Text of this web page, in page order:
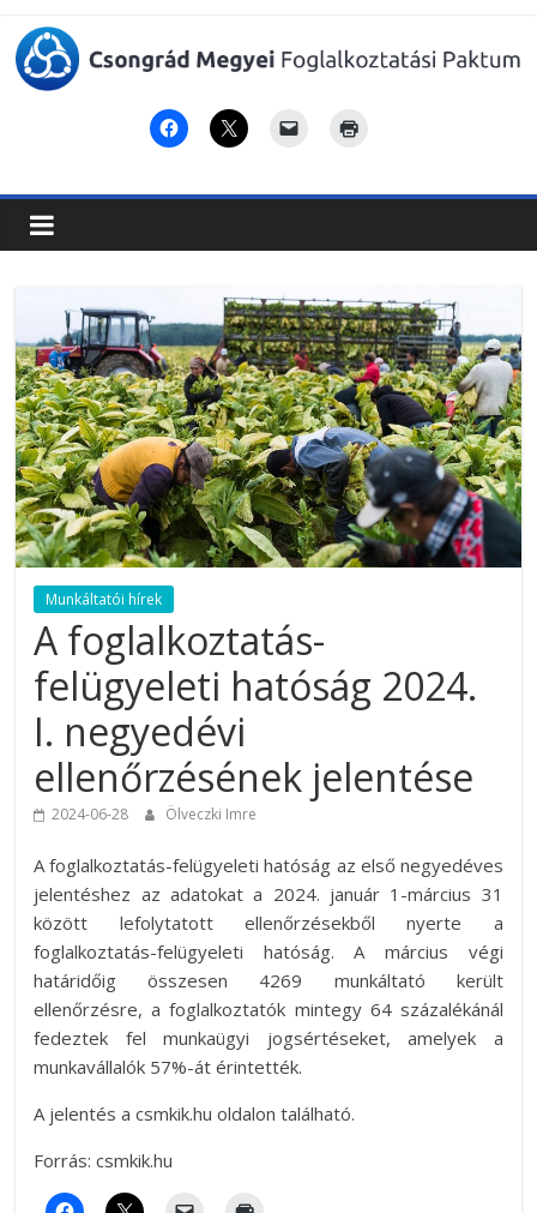
Csongrád
Megyei
Foglalkoztatási
Paktum
Munkáltatói hírek
A foglalkoztatás-
felügyeleti hatóság 2024.
I. negyedévi
ellenőrzésének jelentése
2024-06-28 Ölveczki Imre
A foglalkoztatás-felügyeleti hatóság az első negyedéves
jelentéshez az adatokat a 2024. január 1-március 31
között lefolytatott ellenőrzésekből nyerte a
foglalkoztatás-felügyeleti hatóság. A március végi
határidőig összesen 4269 munkáltató került
ellenőrzésre, a foglalkoztatók mintegy 64 százalékánál
fedeztek fel munkaügyi jogsértéseket, amelyek a
munkavállalók 57%-át érintették.
A jelentés a csmkik.hu oldalon található.
Forrás: csmkik.hu